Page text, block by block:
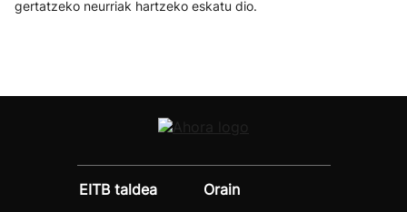
gertatzeko neurriak hartzeko eskatu dio.
EITB taldea
Orain